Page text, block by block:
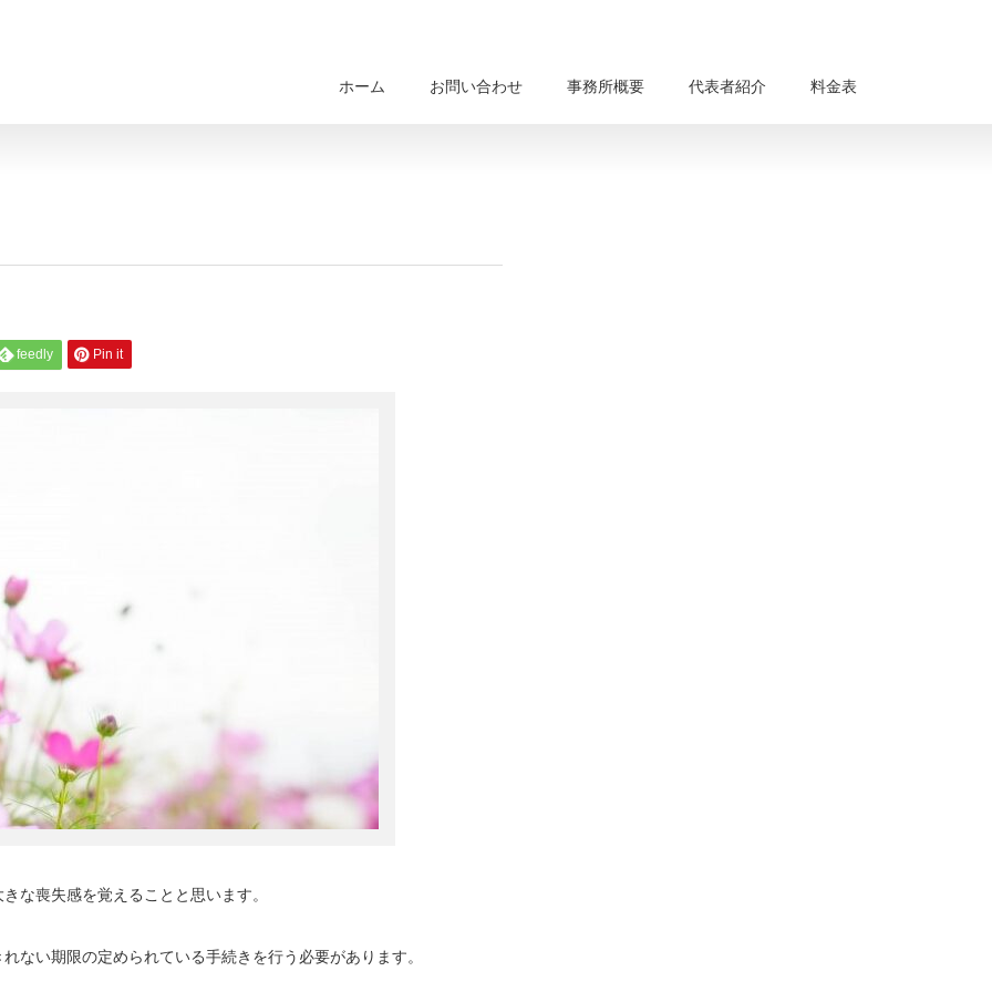
ホーム お問い合わせ 事務所概要 代表者紹介 料金表
feedly Pin it
な喪失感を覚えることと思います。
ない期限の定められている手続きを行う必要があります。